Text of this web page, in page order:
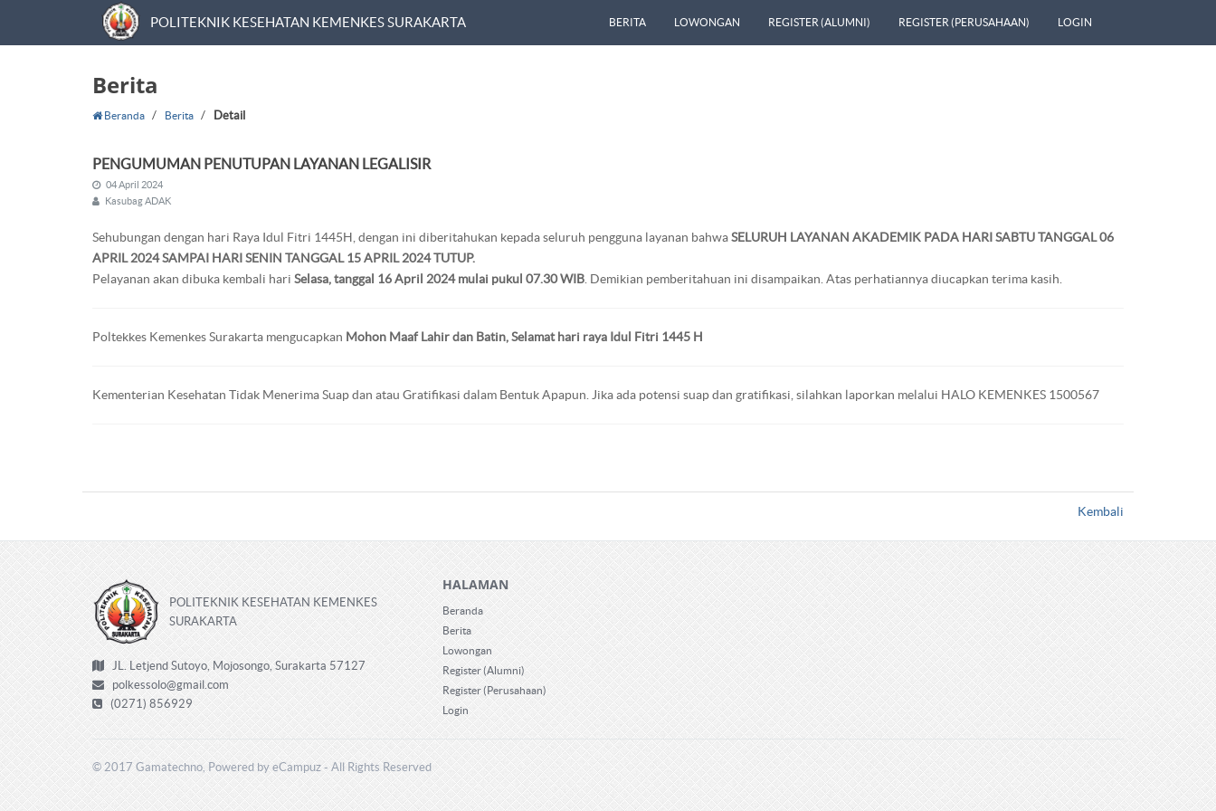
POLITEKNIK KESEHATAN KEMENKES SURAKARTA BERITA LOWONGAN REGISTER (ALUMNI) REGISTER (PERUSAHAAN) LOGIN
Berita
Beranda / Berita / Detail
PENGUMUMAN PENUTUPAN LAYANAN LEGALISIR
04 April 2024
Kasubag ADAK
Sehubungan dengan hari Raya Idul Fitri 1445H, dengan ini diberitahukan kepada seluruh pengguna layanan bahwaSELURUH LAYANAN AKADEMIK PADA HARISABTU TANGGAL 06
APRIL 2024 SAMPAI HARI SENIN TANGGAL 15 APRIL 2024 TUTUP.
Pelayanan akan dibuka kembali hari Selasa, tanggal 16 April 2024 mulai pukul 07.30 WIB . Demikian pemberitahuan ini disampaikan. Atas perhatiannya diucapkan terima kasih.
Poltekkes Kemenkes Surakarta mengucapkan Mohon Maaf Lahir dan Batin, Selamat hari raya Idul Fitri 1445 H
Kementerian Kesehatan Tidak Menerima Suap dan atau Gratifikasi dalam Bentuk Apapun. Jika ada potensi suap dan gratifikasi, silahkan laporkan melalui HALO KEMENKES 1500567
Kembali
POLITEKNIK KESEHATAN KEMENKES
SURAKARTA
JL. Letjend Sutoyo, Mojosongo, Surakarta 57127
polkessolo@gmail.com
(0271) 856929
HALAMAN
Beranda
Berita
Lowongan
Register (Alumni)
Register (Perusahaan)
Login
© 2017 Gamatechno, Powered by eCampuz - All Rights Reserved